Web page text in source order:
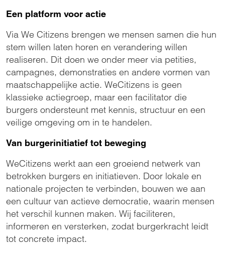
Een platform voor actie
Via We Citizens brengen we mensen samen die hun
stem willen laten horen en verandering willen
realiseren. Dit doen we onder meer via petities,
campagnes, demonstraties en andere vormen van
maatschappelijke actie. WeCitizens is geen
klassieke actiegroep, maar een facilitator die
burgers ondersteunt met kennis, structuur en een
veilige omgeving om in te handelen.
Van burgerinitiatief tot beweging
WeCitizens werkt aan een groeiend netwerk van
betrokken burgers en initiatieven. Door lokale en
nationale projecten te verbinden, bouwen we aan
een cultuur van actieve democratie, waarin mensen
het verschil kunnen maken. Wij faciliteren,
informeren en versterken, zodat burgerkracht leidt
tot concrete impact.